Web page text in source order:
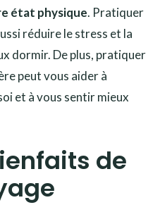
état physique. Pratiquer
réduire le stress et la
dormir. De plus, pratiquer
peut vous aider à
et à vous sentir mieux
de